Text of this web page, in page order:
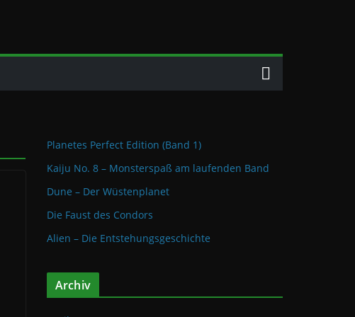
Planetes Perfect Edition (Band 1)
Kaiju No. 8 – Monsterspaß am laufenden Band
Dune – Der Wüstenplanet
Die Faust des Condors
Alien – Die Entstehungsgeschichte
Archiv